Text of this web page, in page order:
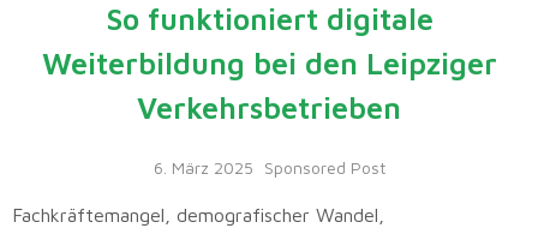
So funktioniert digitale
Weiterbildung bei den Leipziger
Verkehrsbetrieben
6. März 2025 Sponsored Post
Fachkräftemangel, demografischer Wandel,